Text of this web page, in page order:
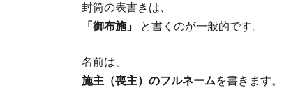
封筒の表書きは、
「御布施」
と書くのが一般的です。
名前は、
施主（喪主）のフルネームを書きます。